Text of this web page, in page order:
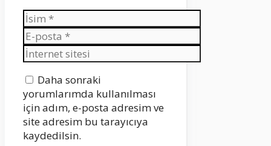
İsim
E-
posta
İnternet
sitesi
Daha sonraki
yorumlarımda kullanılması
için adım, e-posta adresim ve
site adresim bu tarayıcıya
kaydedilsin.